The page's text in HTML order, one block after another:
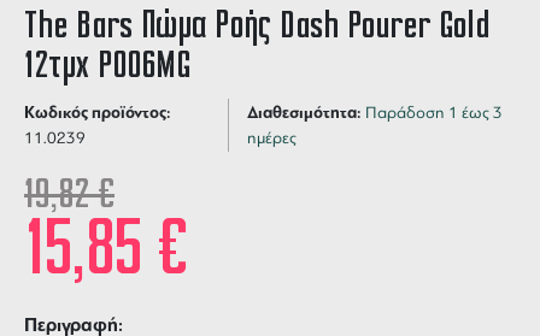
The Bars Πώμα Ροής Dash Pourer Gold
12τμχ P006MG
Κωδικός προϊόντος:
11.0239
Διαθεσιμότητα: Παράδοση 1 έως 3
ημέρες
19,82€
15,85€
Περιγραφή: